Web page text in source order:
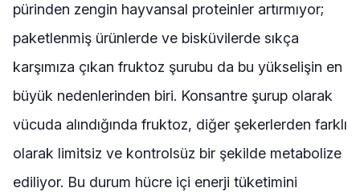
pürinden zengin hayvansal proteinler artırmıyor;
paketlenmiş ürünlerde ve bisküvilerde sıkça
karşımıza çıkan fruktoz şurubu da bu yükselişin en
büyük nedenlerinden biri. Konsantre şurup olarak
vücuda alındığında fruktoz, diğer şekerlerden farklı
olarak limitsiz ve kontrolsüz bir şekilde metabolize
ediliyor. Bu durum hücre içi enerji tüketimini